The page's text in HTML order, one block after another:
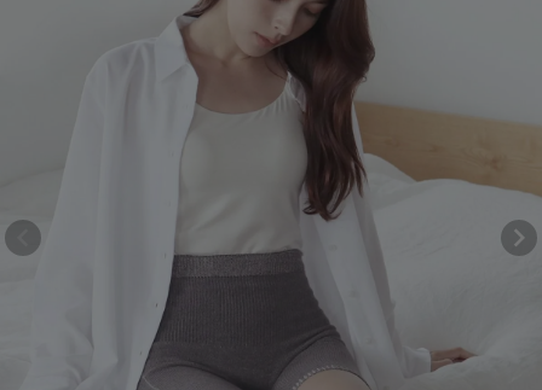
お気に入り
絹屋 腹巻パンツ
新着＆再入荷商品